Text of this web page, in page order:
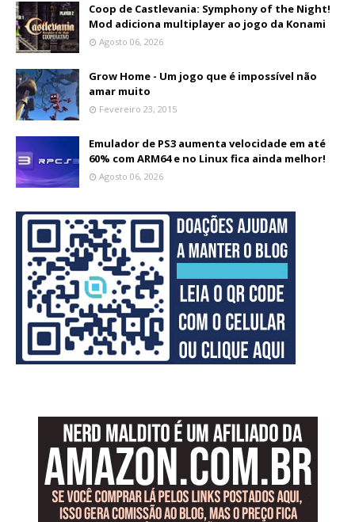
Coop de Castlevania: Symphony of the Night!
Mod adiciona multiplayer ao jogo da Konami
Agosto 06, 2026
Grow Home - Um jogo que é impossível não
amar muito
Fevereiro 23, 2015
Emulador de PS3 aumenta velocidade em até
60% com ARM64 e no Linux fica ainda melhor!
Agosto 06, 2026